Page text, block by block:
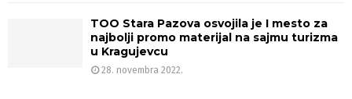
TOO Stara Pazova osvojila je I mesto za
najbolji promo materijal na sajmu turizma
u Kragujevcu
28. novembra 2022.